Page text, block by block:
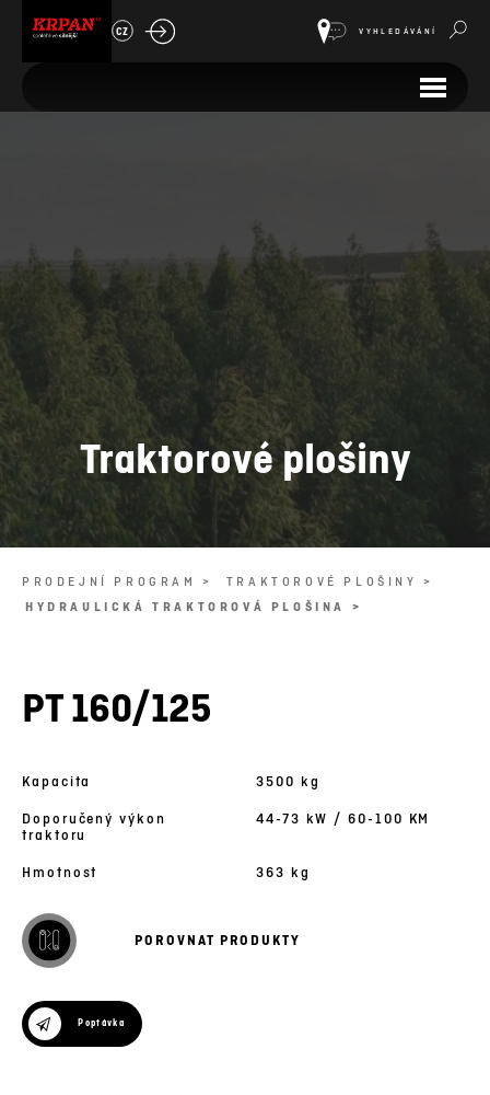
CZ VYHLEDÁVÁNÍ
Traktorové plošiny
PRODEJNÍ PROGRAM >
TRAKTOROVÉ PLOŠINY >
HYDRAULICKÁ TRAKTOROVÁ PLOŠINA >
PT 160/125
Kapacita
3500 kg
Doporučený výkon
traktoru
44-73 kW / 60-100 KM
Hmotnost 363 kg
POROVNAT PRODUKTY
Poptávka